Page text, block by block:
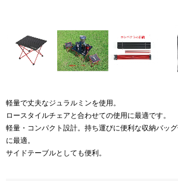
軽量で丈夫なジュラルミンを使用。
ロースタイルチェアと合わせての使用に最適です。
軽量・コンパクト設計。持ち運びに便利な収納バッ
に最適。
サイドテーブルとしても便利。